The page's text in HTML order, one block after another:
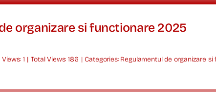
organizare si functionare 2025
1 | Total Views: 186 | Categories: Regulamentul de organizare